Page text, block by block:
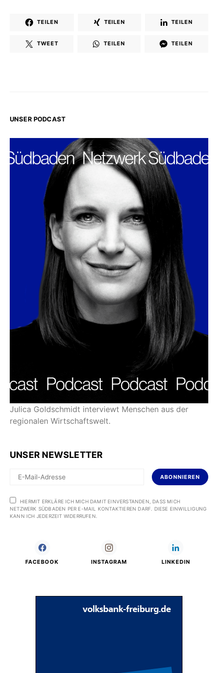
TEILEN TEILEN TEILEN
TWEET TEILEN TEILEN
UNSER PODCAST
Julica Goldschmidt interviewt Menschen aus der
regionalen Wirtschaftswelt.
UNSER NEWSLETTER
ABONNIEREN
HIERMIT ERKLÄRE ICH MICH DAMIT EINVERSTANDEN, DASS MICH
NETZWERK SÜDBADEN PER E-MAIL KONTAKTIEREN DARF. DIESE EINWILLIGUNG
KANN ICH JEDERZEIT WIDERRUFEN.
FACEBOOK INSTAGRAM LINKEDIN